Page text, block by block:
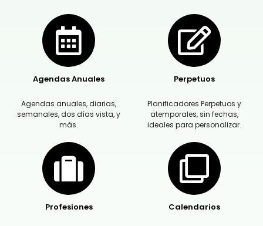
Agendas Anuales
Agendas anuales, diarias,
semanales, dos días vista, y
más.
Perpetuos
Planificadores Perpetuos y
atemporales, sin fechas,
ideales para personalizar.
Profesiones Calendarios